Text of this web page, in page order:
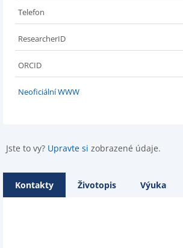
Telefon
ResearcherID
ORCID
Neoficiální WWW
Jste to vy? Upravte si zobrazené údaje.
Kontakty Životopis Výuka